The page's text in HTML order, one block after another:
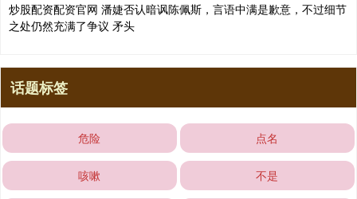
炒股配资配资官网 潘婕否认暗讽陈佩斯，言语中满是歉意，不过细节
之处仍然充满了争议 矛头
话题标签
危险 点名
咳嗽 不是